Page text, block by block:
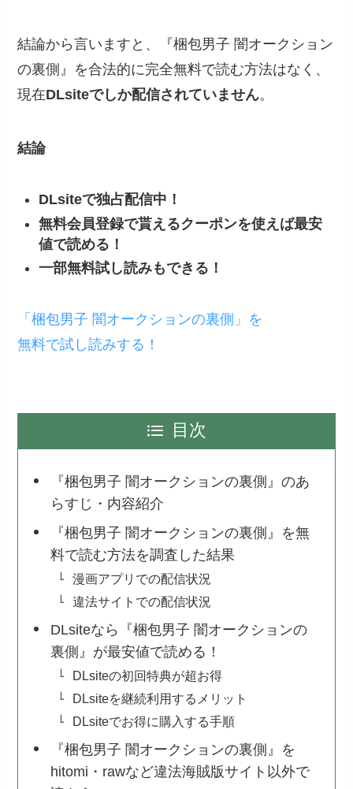
結論から言いますと、『梱包男子 闇オークション
の裏側』を合法的に完全無料で読む方法はなく、
現在DLsiteでしか配信されていません。
結論
DLsiteで独占配信中！
無料会員登録で貰えるクーポンを使えば最安
値で読める！
一部無料試し読みもできる！
「梱包男子 闇オークションの裏側」を
無料で試し読みする！
目次
『梱包男子 闇オークションの裏側』のあ
らすじ・内容紹介
『梱包男子 闇オークションの裏側』を無
料で読む方法を調査した結果
漫画アプリでの配信状況
違法サイトでの配信状況
DLsiteなら『梱包男子 闇オークションの
裏側』が最安値で読める！
DLsiteの初回特典が超お得
DLsiteを継続利用するメリット
DLsiteでお得に購入する手順
『梱包男子 闇オークションの裏側』を
hitomi・rawなど違法海賊版サイト以外で